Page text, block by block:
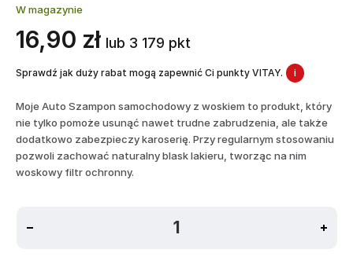
W magazynie
16,90 zł lub 3 179 pkt
Sprawdź jak duży rabat mogą zapewnić Ci punkty VITAY. i
Moje Auto Szampon samochodowy z woskiem to produkt, który
nie tylko pomoże usunąć nawet trudne zabrudzenia, ale także
dodatkowo zabezpieczy karoserię. Przy regularnym stosowaniu
pozwoli zachować naturalny blask lakieru, tworząc na nim
woskowy filtr ochronny.